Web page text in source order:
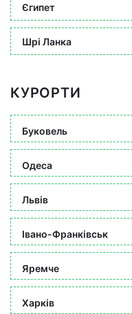
Єгипет
Шрі Ланка
КУРОРТИ
Буковель
Одеса
Львів
Івано-Франківськ
Яремче
Харків